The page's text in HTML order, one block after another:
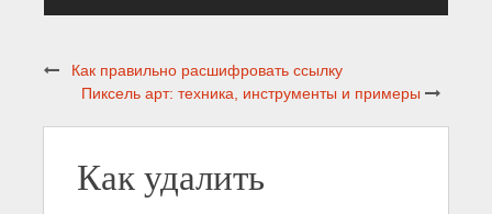
Как правильно расшифровать ссылку
Пиксель арт: техника, инструменты и примеры
Как удалить